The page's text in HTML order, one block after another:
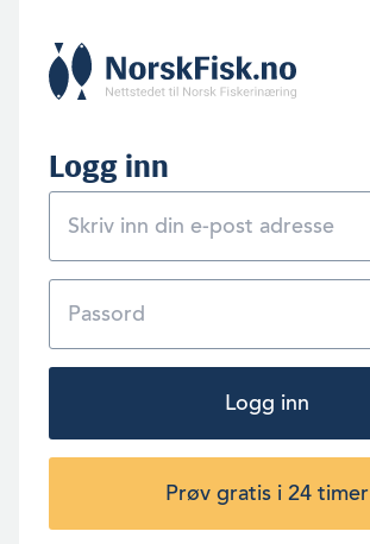
Logg inn
Logg inn
Prøv gratis i 24 timer